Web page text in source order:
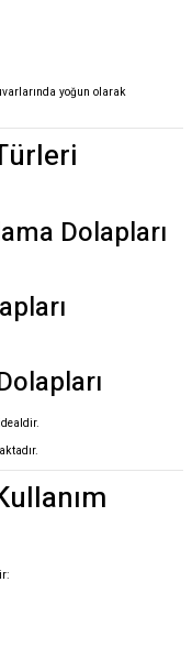
yoğun olarak
Dolapları